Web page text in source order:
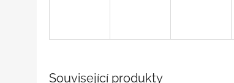
Související produkty